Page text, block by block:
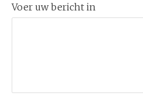
Voer uw bericht in